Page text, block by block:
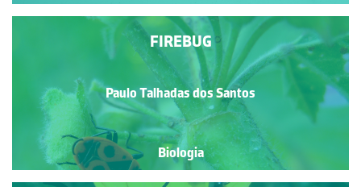
FIREBUG
Paulo Talhadas dos Santos
Biologia